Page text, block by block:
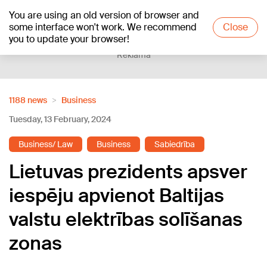
You are using an old version of browser and
some interface won't work. We recommend
you to update your browser!
Close
+21°C
Reklāma
1188 news
Business
Tuesday, 13 February, 2024
Business/ Law Business Sabiedrība
Lietuvas prezidents apsver
iespēju apvienot Baltijas
valstu elektrības solīšanas
zonas